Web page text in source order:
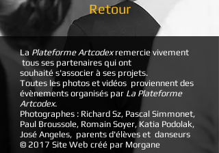
Retour
La Plateforme Artcodexremercie vivement
tous ses partenaires qui ont
souhaité s'associer à ses projets.
Toutes les photos et vidéos proviennent des
évènements organisés par La Plateforme
Artcodex.
Photographes : Richard Sz, Pascal Simmonet,
Paul Broussole, Romain Soyer, Katia Podolak,
José Angeles, parents d'élèves et danseurs
© 2017 Site Web créé par Morgane